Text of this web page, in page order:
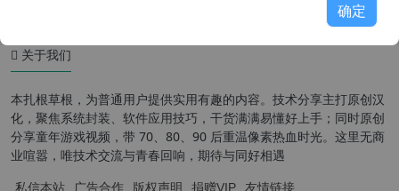
关于我们
本扎根草根，为普通用户提供实用有趣的内容。技术分享主打原创汉
化，聚焦系统封装、软件应用技巧，干货满满易懂好上手；同时原创
分享童年游戏视频，带 70、80、90 后重温像素热血时光。这里无商
业喧嚣，唯技术交流与青春回响，期待与同好相遇
私信本站 广告合作 版权声明 捐赠VIP 友情链接
确定